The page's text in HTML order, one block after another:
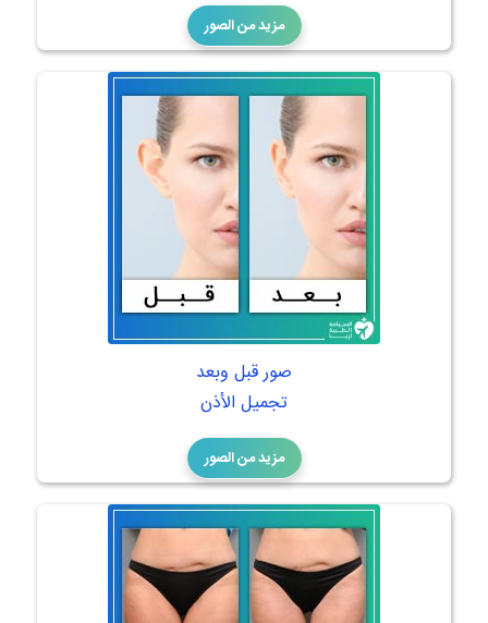
مزيد من الصور
صور قبل وبعد
تجميل الأذن
مزيد من الصور